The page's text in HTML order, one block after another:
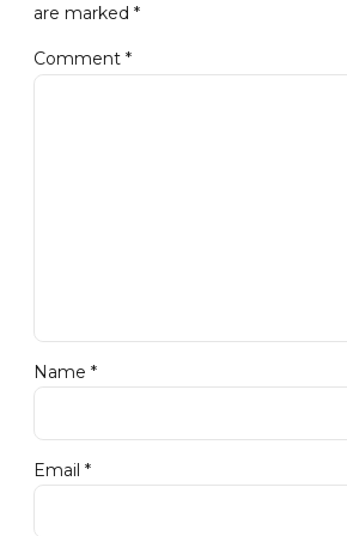
are marked *
Comment *
Name *
Email *